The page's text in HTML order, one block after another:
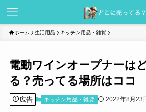
ホーム 生活用品 キッチン用品・雑貨
電動ワインオープナーは
る？売ってる場所はココ
広告 キッチン用品・雑貨 2022年8月23